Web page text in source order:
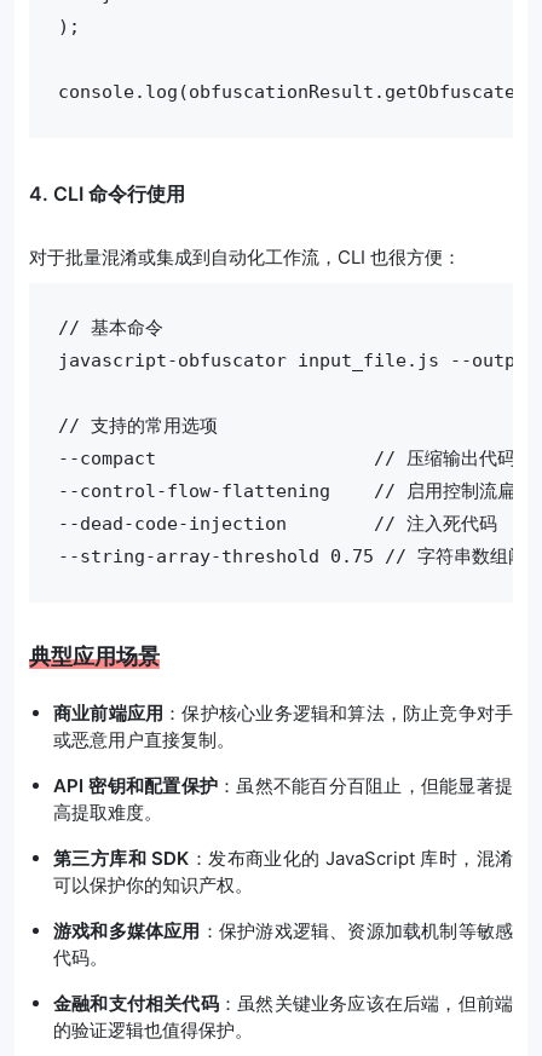
);
4. CLI 命令行使用
对于批量混淆或集成到自动化工作流，CLI 也很方便：
// 基本命令
javascript-obfuscator input_file.js --
// 支持的常用选项
--compact                    // 压缩输出代码
--control-flow-flattening    // 启用控制流扁平
--dead-code-injection        // 注入死代码
--string-array-threshold 0.75 // 字符串数组阈
典型应用场景
商业前端应用 ：保护核心业务逻辑和算法，防止竞争对手
或恶意用户直接复制。
API 密钥和配置保护 ：虽然不能百分百阻止，但能显著提
高提取难度。
第三方库和 SDK ：发布商业化的 JavaScript 库时，混淆
可以保护你的知识产权。
游戏和多媒体应用 ：保护游戏逻辑、资源加载机制等敏感
代码。
金融和支付相关代码：虽然关键业务应该在后端，但前端
的验证逻辑也值得保护。